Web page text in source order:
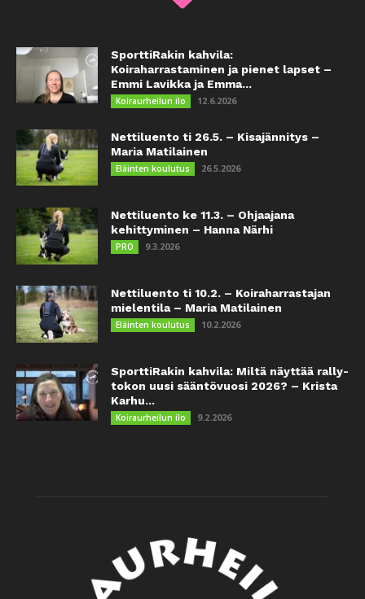
SporttiRakin kahvila:
Koiraharrastaminen ja pienet lapset –
Emmi Lavikka ja Emma...
Koiraurheilun ilo 12.6.2026
Nettiluento ti 26.5. – Kisajännitys –
Maria Matilainen
Eläinten koulutus 26.5.2026
Nettiluento ke 11.3. – Ohjaajana
kehittyminen – Hanna Närhi
PRO 9.3.2026
Nettiluento ti 10.2. – Koiraharrastajan
mielentila – Maria Matilainen
Eläinten koulutus 10.2.2026
SporttiRakin kahvila: Miltä näyttää rally-
tokon uusi sääntövuosi 2026? – Krista
Karhu...
Koiraurheilun ilo 9.2.2026